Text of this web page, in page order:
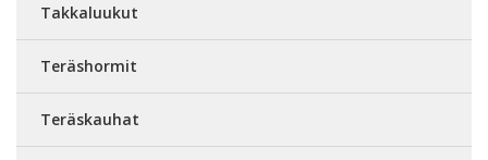
Takkaluukut
Teräshormit
Teräskauhat